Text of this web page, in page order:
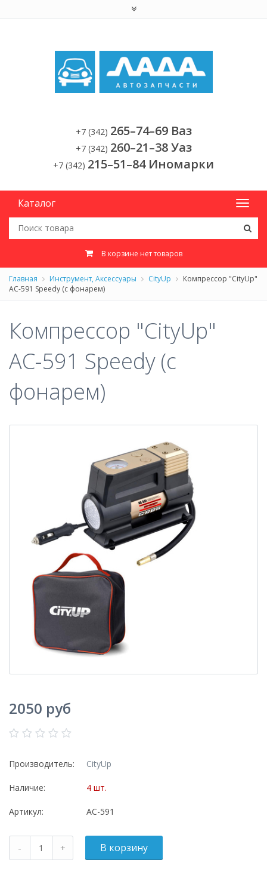
+7 (342) 265–74–69 Ваз
+7 (342) 260–21–38 Уаз
+7 (342) 215–51–84 Иномарки
Каталог
В корзине нет товаров
Главная Инструмент, Аксессуары CityUp
Компрессор "CityUp"
АС-591 Speedy (с фонарем)
Компрессор "CityUp"
АС-591 Speedy (с
фонарем)
2050 руб
Производитель: CityUp
Наличие: 4 шт.
Артикул: АС-591